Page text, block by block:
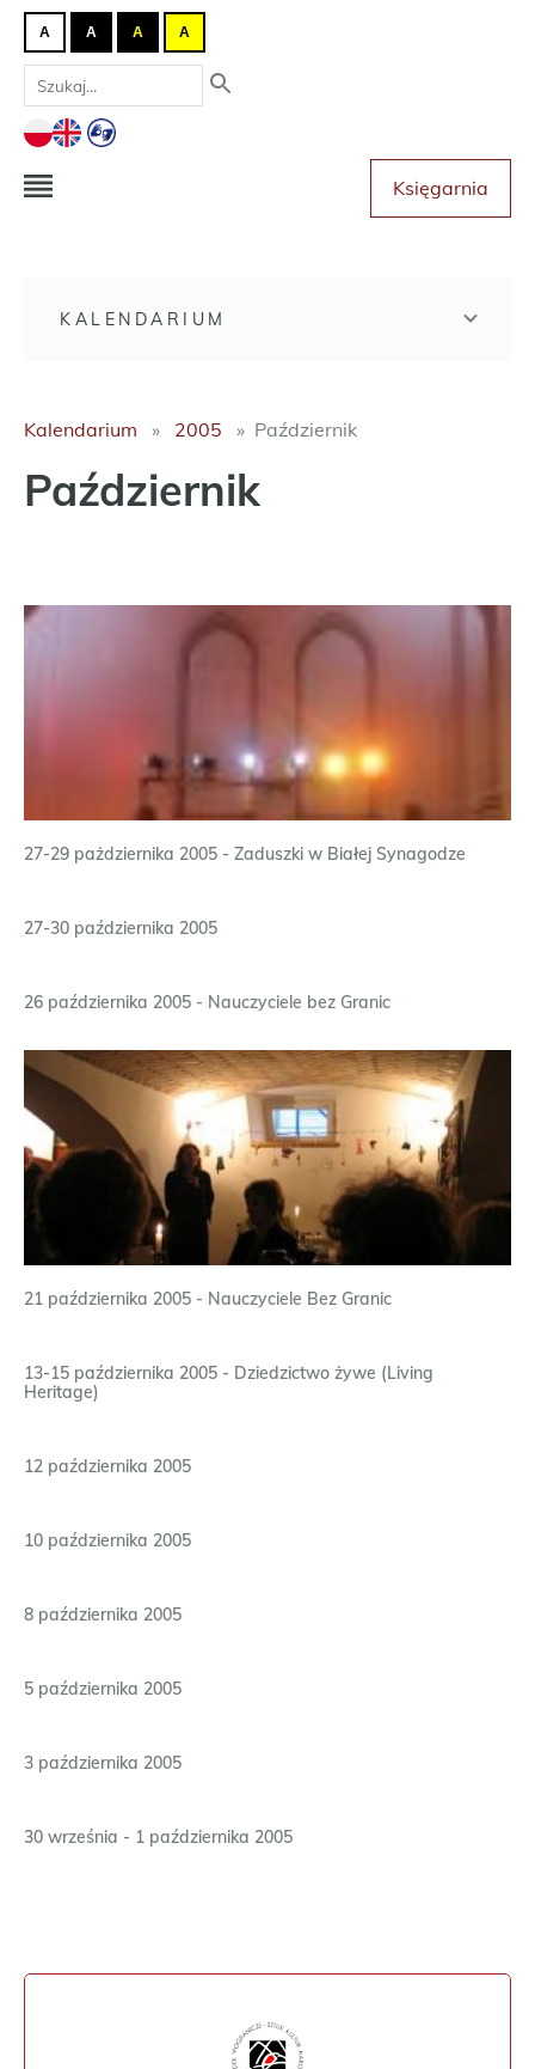
A A A A
Księgarnia
KALENDARIUM
Kalendarium 2005 Październik
Październik
27-29 pażdziernika 2005 - Zaduszki w Białej Synagodze
27-30 października 2005
26 października 2005 - Nauczyciele bez Granic
21 października 2005 - Nauczyciele Bez Granic
13-15 października 2005 - Dziedzictwo żywe (Living
Heritage)
12 października 2005
10 października 2005
8 października 2005
5 października 2005
3 października 2005
30 września - 1 października 2005